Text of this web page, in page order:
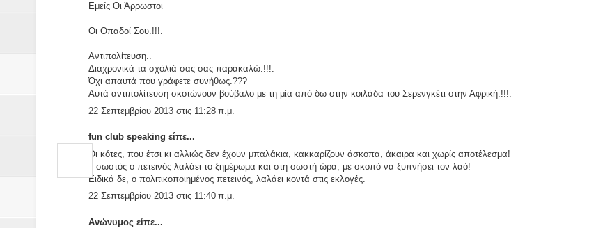
Εμείς Οι Άρρωστοι
Οι Οπαδοί Σου.!!!.
Αντιπολίτευση..
Διαχρονικά τα σχόλιά σας σας παρακαλώ.!!!.
Όχι απαυτά που γράφετε συνήθως.???
Αυτά αντιπολίτευση σκοτώνουν βούβαλο με τη μία από δω στην κοιλάδα του Σερενγκέτι στην Αφρική.!!!.
22 Σεπτεμβρίου 2013 στις 11:28 π.μ.
fun club speaking είπε...
Οι κότες, που έτσι κι αλλιώς δεν έχουν μπαλάκια, κακκαρίζουν άσκοπα, άκαιρα και χωρίς αποτέλεσμα!
ο σωστός ο πετεινός λαλάει το ξημέρωμα και στη σωστή ώρα, με σκοπό να ξυπνήσει τον λαό!
Ειδικά δε, ο πολιτικοποιημένος πετεινός, λαλάει κοντά στις εκλογές.
22 Σεπτεμβρίου 2013 στις 11:40 π.μ.
Ανώνυμος είπε...